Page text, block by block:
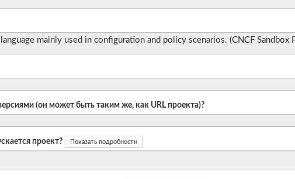
mainly used in configuration and policy scenarios. (CNCF Sandbox
(он может быть таким же, как URL проекта)?
проект? Показать подробности